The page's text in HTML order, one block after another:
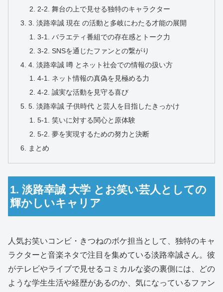
2-2. 舞台の上で見せる独特のキャラクター
3. 淡路幸誠 現在 の活動と多岐にわたる才能の展開
3-1. バラエティ番組での存在感とトーク力
3-2. SNSを通じたファンとの繋がり
4. 淡路幸誠 噂 とネット社会での情報の扱い方
4-1. ネット情報の真偽を見極める力
4-2. 誠実な活動を見守る喜び
5. 淡路幸誠 子供時代 と芸人を目指したきっかけ
5-1. 笑いに対する関心と原体験
5-2. 夢を実現するための努力と決断
まとめ
1. 淡路幸誠 大学 とお笑い芸人としての
輝かしいキャリア
人気お笑いコンビ・きつねのボケ担当として、独特のキャ
ラクターと音楽ネタで注目を集めている淡路幸誠さん。彼
がテレビやライブで見せるコミカルな姿の裏側には、どの
ような学生生活や経歴があるのか、気になっているファン